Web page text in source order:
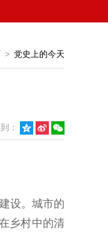
> 党史上的今天
：   
设。城市的
乡村中的清